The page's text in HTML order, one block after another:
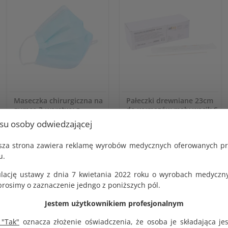
osoby odwiedzającej
strona zawiera reklamę wyrobów medycznych oferowanych
ustawy z dnia 7 kwietania 2022 roku o wyrobach
o zaznaczenie jedngo z poniższych pól.
Jestem użytkownikiem profesjonalnym
oznacza złożenie oświadczenia, że osoba je składająca
Maseczka chirurgiczna na
gumce 3-warstwy z
usztywnieniem na nos op.
50 szt.
G1431
10.26 zł
NETTO
9.50 zł
Pałeczki drewniane 23cm
do wymazów mały wacik S
BRUTTO
NETTO
25.00 zł